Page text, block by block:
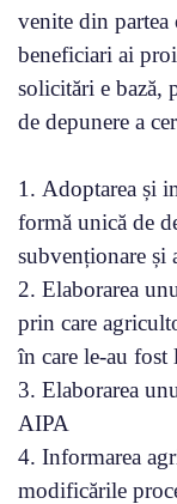
venite din
beneficiari ai
solicitări e bază,
de depunere a
1. Adoptarea și
formă unică de
subvenționare și
2. Elaborarea
prin care
în care le-au fost
3. Elaborarea
AIPA
4. Informarea
modificările